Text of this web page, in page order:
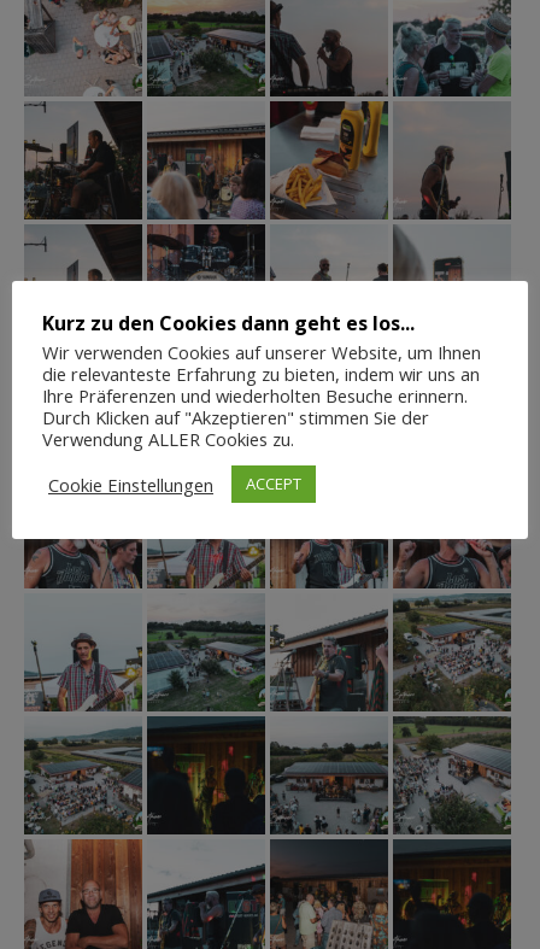
Kurz zu den Cookies dann geht es los...
Wir verwenden Cookies auf unserer Website, um Ihnen
die relevanteste Erfahrung zu bieten, indem wir uns an
Ihre Präferenzen und wiederholten Besuche erinnern.
Durch Klicken auf "Akzeptieren" stimmen Sie der
Verwendung ALLER Cookies zu.
Cookie Einstellungen
ACCEPT